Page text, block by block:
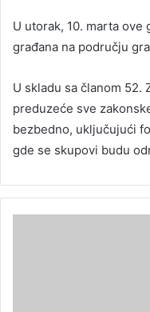
U utorak, 10. marta
građana na području
U skladu sa članom 52.
preduzeće sve
bezbedno, uključujući
gde se skupovi budu